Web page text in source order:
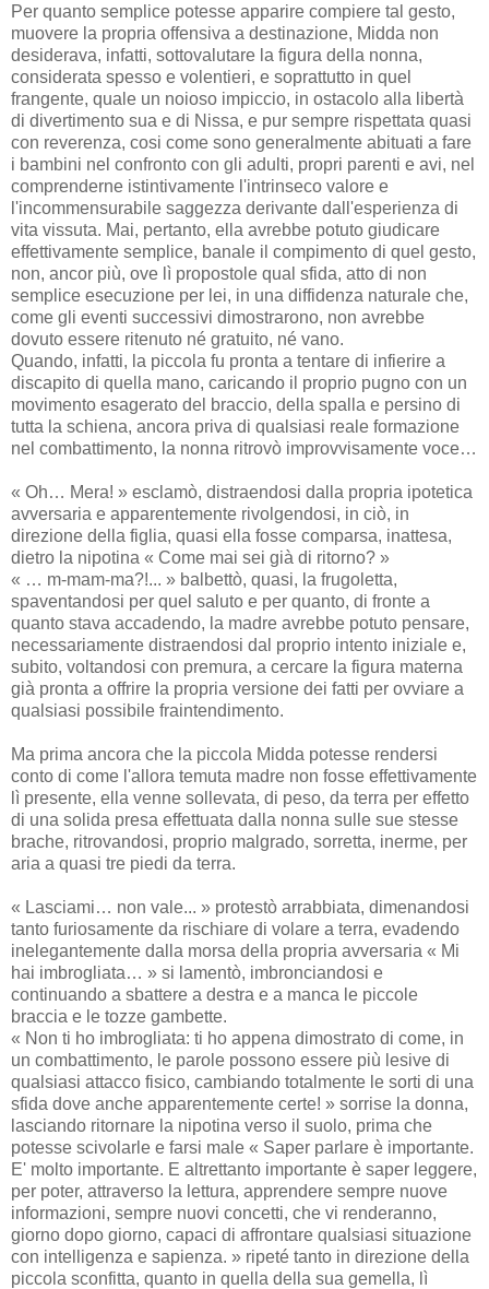
Per quanto semplice potesse apparire compiere tal gesto,
muovere la propria offensiva a destinazione, Midda non
desiderava, infatti, sottovalutare la figura della nonna,
considerata spesso e volentieri, e soprattutto in quel
frangente, quale un noioso impiccio, in ostacolo alla libertà
di divertimento sua e di Nissa, e pur sempre rispettata quasi
con reverenza, cosi come sono generalmente abituati a fare
i bambini nel confronto con gli adulti, propri parenti e avi, nel
comprenderne istintivamente l'intrinseco valore e
l'incommensurabile saggezza derivante dall'esperienza di
vita vissuta. Mai, pertanto, ella avrebbe potuto giudicare
effettivamente semplice, banale il compimento di quel gesto,
non, ancor più, ove lì propostole qual sfida, atto di non
semplice esecuzione per lei, in una diffidenza naturale che,
come gli eventi successivi dimostrarono, non avrebbe
dovuto essere ritenuto né gratuito, né vano.
Quando, infatti, la piccola fu pronta a tentare di infierire a
discapito di quella mano, caricando il proprio pugno con un
movimento esagerato del braccio, della spalla e persino di
tutta la schiena, ancora priva di qualsiasi reale formazione
nel combattimento, la nonna ritrovò improvvisamente voce…
« Oh… Mera! » esclamò, distraendosi dalla propria ipotetica
avversaria e apparentemente rivolgendosi, in ciò, in
direzione della figlia, quasi ella fosse comparsa, inattesa,
dietro la nipotina « Come mai sei già di ritorno? »
« … m-mam-ma?!... » balbettò, quasi, la frugoletta,
spaventandosi per quel saluto e per quanto, di fronte a
quanto stava accadendo, la madre avrebbe potuto pensare,
necessariamente distraendosi dal proprio intento iniziale e,
subito, voltandosi con premura, a cercare la figura materna
già pronta a offrire la propria versione dei fatti per ovviare a
qualsiasi possibile fraintendimento.
Ma prima ancora che la piccola Midda potesse rendersi
conto di come l'allora temuta madre non fosse effettivamente
lì presente, ella venne sollevata, di peso, da terra per effetto
di una solida presa effettuata dalla nonna sulle sue stesse
brache, ritrovandosi, proprio malgrado, sorretta, inerme, per
aria a quasi tre piedi da terra.
« Lasciami… non vale... » protestò arrabbiata, dimenandosi
tanto furiosamente da rischiare di volare a terra, evadendo
inelegantemente dalla morsa della propria avversaria « Mi
hai imbrogliata… » si lamentò, imbronciandosi e
continuando a sbattere a destra e a manca le piccole
braccia e le tozze gambette.
« Non ti ho imbrogliata: ti ho appena dimostrato di come, in
un combattimento, le parole possono essere più lesive di
qualsiasi attacco fisico, cambiando totalmente le sorti di una
sfida dove anche apparentemente certe! » sorrise la donna,
lasciando ritornare la nipotina verso il suolo, prima che
potesse scivolarle e farsi male « Saper parlare è importante.
E' molto importante. E altrettanto importante è saper leggere,
per poter, attraverso la lettura, apprendere sempre nuove
informazioni, sempre nuovi concetti, che vi renderanno,
giorno dopo giorno, capaci di affrontare qualsiasi situazione
con intelligenza e sapienza. » ripeté tanto in direzione della
piccola sconfitta, quanto in quella della sua gemella, lì